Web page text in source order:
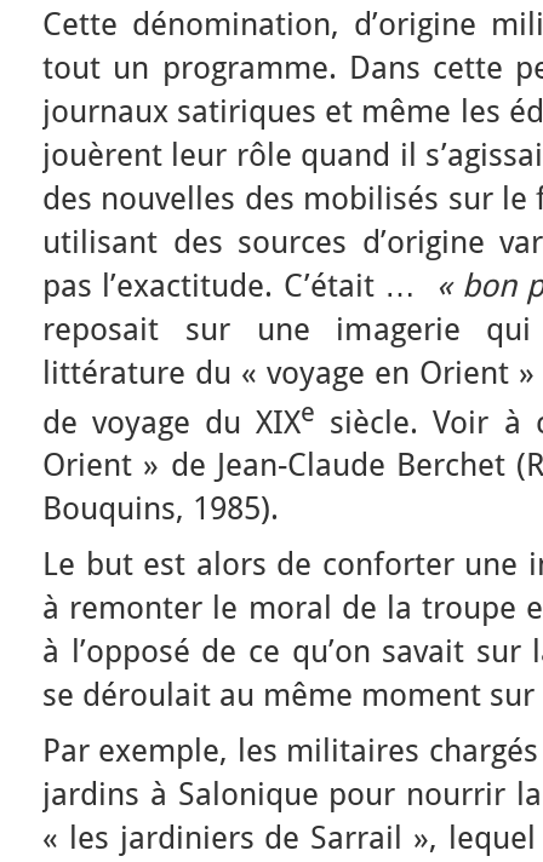
Cette dénomination, d’origine
tout un programme. Dans cette
journaux satiriques et même les
jouèrent leur rôle quand il
des nouvelles des mobilisés sur le
utilisant des sources d’origine
pas l’exactitude. C’était … « bon
reposait sur une imagerie qui
littérature du « voyage en Orient
de voyage du XIXe siècle. Voir à
Orient » de Jean-Claude Berchet
Bouquins, 1985).
Le but est alors de conforter une
à remonter le moral de la troupe
à l’opposé de ce qu’on savait
se déroulait au même moment sur
Par exemple, les militaires
jardins à Salonique pour nourrir
« les jardiniers de Sarrail »,